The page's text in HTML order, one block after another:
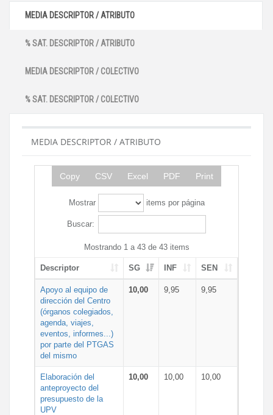
MEDIA DESCRIPTOR / ATRIBUTO
% SAT. DESCRIPTOR / ATRIBUTO
MEDIA DESCRIPTOR / COLECTIVO
% SAT. DESCRIPTOR / COLECTIVO
MEDIA DESCRIPTOR / ATRIBUTO
Copy CSV Excel PDF Print
Mostrar items por página
Buscar:
Mostrando 1 a 43 de 43 items
Descriptor SG INF SEN
Apoyo al equipo de
dirección del Centro
(órganos colegiados,
agenda, viajes,
eventos, informes...)
por parte del PTGAS
del mismo
10,00 9,95 9,95
Elaboración del
anteproyecto del
presupuesto de la
UPV
10,00 10,00 10,00